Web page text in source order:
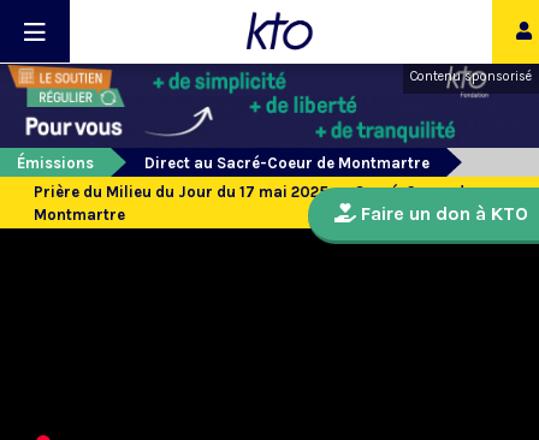
Contenu sponsorisé
Émissions
Direct au Sacré-Coeur de Montmartre
Prière du Milieu du Jour du 17 mai 2025 au Sacré-Coeur de
Montmartre
Faire un don à KTO